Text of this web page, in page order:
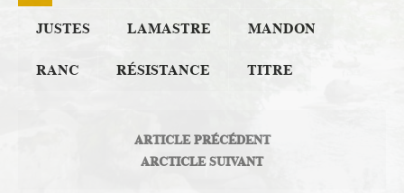
JUSTES LAMASTRE MANDON
RANC RÉSISTANCE TITRE
ARTICLE PRÉCÉDENT
ARCTICLE SUIVANT